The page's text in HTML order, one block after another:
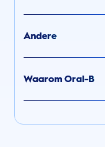
Andere
Waarom Oral-B